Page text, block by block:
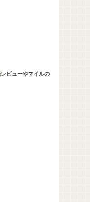
ビューやマイルの